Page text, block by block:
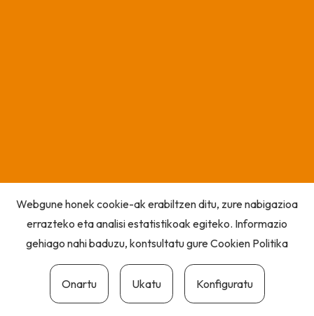
Webgune honek cookie-ak erabiltzen ditu, zure nabigazioa
errazteko eta analisi estatistikoak egiteko. Informazio
gehiago nahi baduzu, kontsultatu gureCookien Politika
Onartu Ukatu Konfiguratu